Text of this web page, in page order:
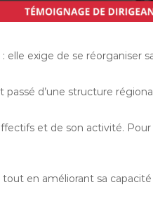
exige de se réorganiser
d’une structure
et de son activité.
en améliorant sa capacité